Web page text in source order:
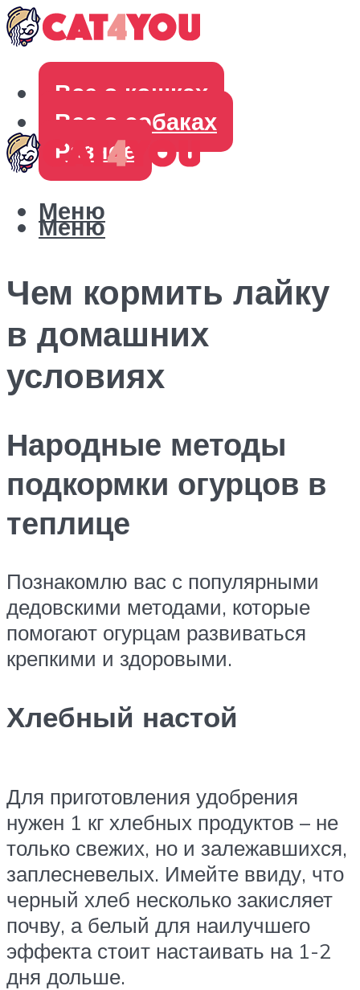
Все о кошках
Все о собаках
Разное
Меню
Меню
Чем кормить лайку
в домашних
условиях
Народные методы
подкормки огурцов в
теплице
Познакомлю вас с популярными
дедовскими методами, которые
помогают огурцам развиваться
крепкими и здоровыми.
Хлебный настой
Для приготовления удобрения
нужен 1 кг хлебных продуктов – не
только свежих, но и залежавшихся,
заплесневелых. Имейте ввиду, что
черный хлеб несколько закисляет
почву, а белый для наилучшего
эффекта стоит настаивать на 1-2
дня дольше.